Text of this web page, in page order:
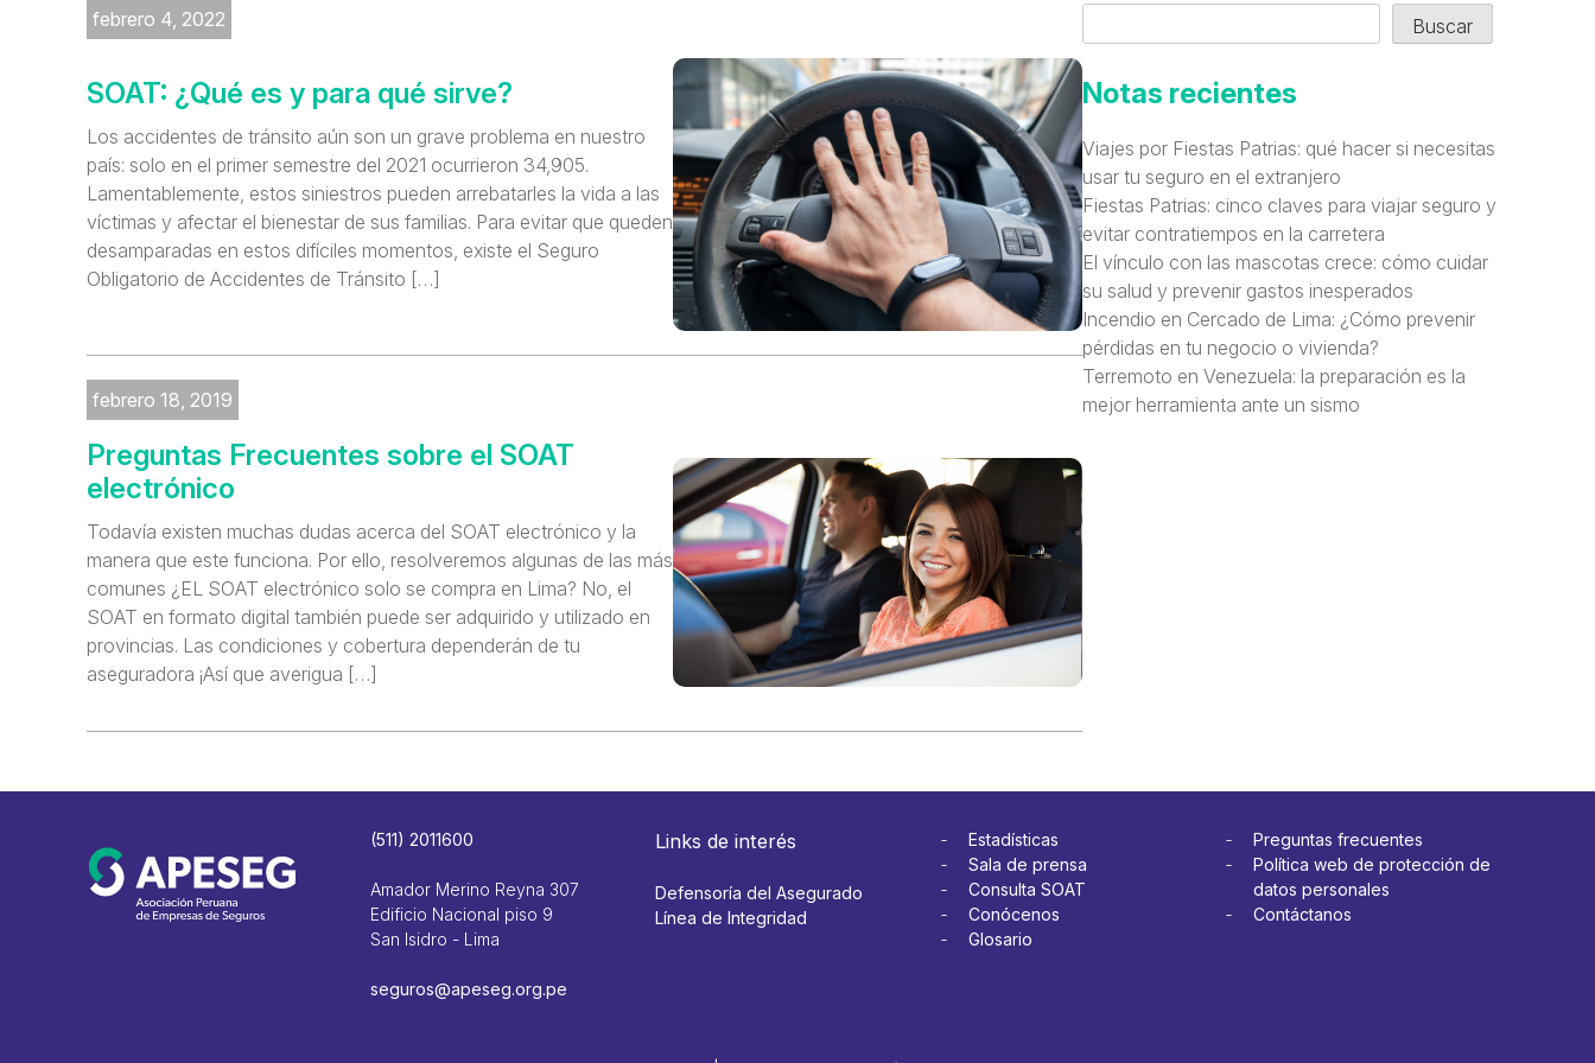
febrero 4, 2022
SOAT: ¿Qué es y para qué sirve?
Los accidentes de tránsito aún son un grave problema en nuestro
país: solo en el primer semestre del 2021 ocurrieron 34,905.
Lamentablemente, estos siniestros pueden arrebatarles la vida a las
víctimas y afectar el bienestar de sus familias. Para evitar que queden
desamparadas en estos difíciles momentos, existe el Seguro
Obligatorio de Accidentes de Tránsito […]
febrero 18, 2019
Preguntas Frecuentes sobre el SOAT
electrónico
Todavía existen muchas dudas acerca del SOAT electrónico y la
manera que este funciona. Por ello, resolveremos algunas de las más
comunes ¿EL SOAT electrónico solo se compra en Lima? No, el
SOAT en formato digital también puede ser adquirido y utilizado en
provincias. Las condiciones y cobertura dependerán de tu
aseguradora ¡Así que averigua […]
Buscar
Notas recientes
Viajes por Fiestas Patrias: qué hacer si necesitas
usar tu seguro en el extranjero
Fiestas Patrias: cinco claves para viajar seguro y
evitar contratiempos en la carretera
El vínculo con las mascotas crece: cómo cuidar
su salud y prevenir gastos inesperados
Incendio en Cercado de Lima: ¿Cómo prevenir
pérdidas en tu negocio o vivienda?
Terremoto en Venezuela: la preparación es la
mejor herramienta ante un sismo
(511) 2011600
Amador Merino Reyna 307
Edificio Nacional piso 9
San Isidro - Lima
seguros@apeseg.org.pe
Links de interés
Defensoría del Asegurado
Línea de Integridad
Estadísticas
Sala de prensa
Consulta SOAT
Conócenos
Glosario
Preguntas frecuentes
Política web de protección de
datos personales
Contáctanos